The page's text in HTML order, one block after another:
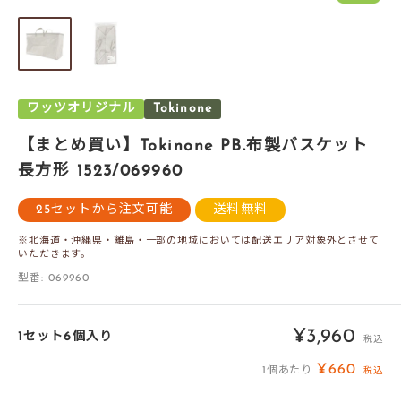
ワッツオリジナル Tokinone
【まとめ買い】Tokinone PB.布製バスケット
長方形 1523/069960
25セットから注文可能 送料無料
※北海道・沖縄県・離島・一部の地域においては配送エリア対象外とさせて
いただきます。
型番: 069960
1セット6個入り
販
売
¥3,960 税込
1個あたり ¥660 税込